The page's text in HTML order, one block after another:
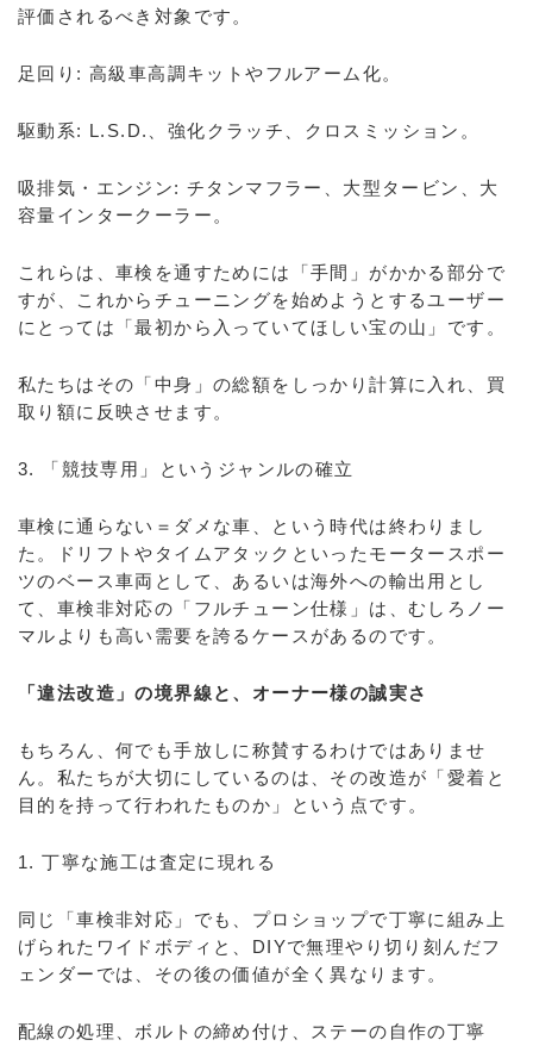
評価されるべき対象です。
足回り: 高級車高調キットやフルアーム化。
駆動系: L.S.D.、強化クラッチ、クロスミッション。
吸排気・エンジン: チタンマフラー、大型タービン、大
容量インタークーラー。
これらは、車検を通すためには「手間」がかかる部分で
すが、これからチューニングを始めようとするユーザー
にとっては「最初から入っていてほしい宝の山」です。
私たちはその「中身」の総額をしっかり計算に入れ、買
取り額に反映させます。
3. 「競技専用」というジャンルの確立
車検に通らない＝ダメな車、という時代は終わりまし
た。ドリフトやタイムアタックといったモータースポー
ツのベース車両として、あるいは海外への輸出用とし
て、車検非対応の「フルチューン仕様」は、むしろノー
マルよりも高い需要を誇るケースがあるのです。
「違法改造」の境界線と、オーナー様の誠実さ
もちろん、何でも手放しに称賛するわけではありませ
ん。私たちが大切にしているのは、その改造が「愛着と
目的を持って行われたものか」という点です。
1. 丁寧な施工は査定に現れる
同じ「車検非対応」でも、プロショップで丁寧に組み上
げられたワイドボディと、DIYで無理やり切り刻んだフ
ェンダーでは、その後の価値が全く異なります。
配線の処理、ボルトの締め付け、ステーの自作の丁寧